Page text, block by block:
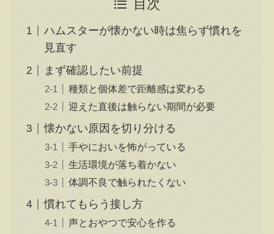
目次
ハムスターが懐かない時は焦らず慣れを
見直す
まず確認したい前提
種類と個体差で距離感は変わる
迎えた直後は触らない期間が必要
懐かない原因を切り分ける
手やにおいを怖がっている
生活環境が落ち着かない
体調不良で触られたくない
慣れてもらう接し方
声とおやつで安心を作る